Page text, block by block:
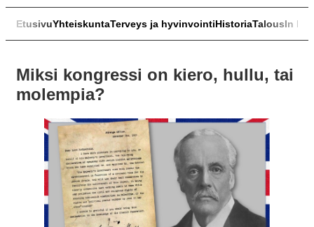
EtusivuYhteiskuntaTerveys ja hyvinvointiHistoriaTalousIn
Miksi kongressi on kiero, hullu, tai
molempia?